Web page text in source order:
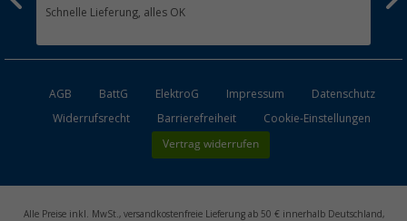
Schnelle Lieferung, alles OK
AGB BattG ElektroG Impressum
Datenschutz
Widerrufsrecht
Barrierefreiheit Cookie-Einstellungen
Vertrag widerrufen
Alle Preise inkl. MwSt., versandkostenfreie Lieferung ab 50 € innerhalb Deutschland,